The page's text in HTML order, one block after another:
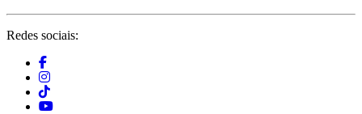
Redes sociais: